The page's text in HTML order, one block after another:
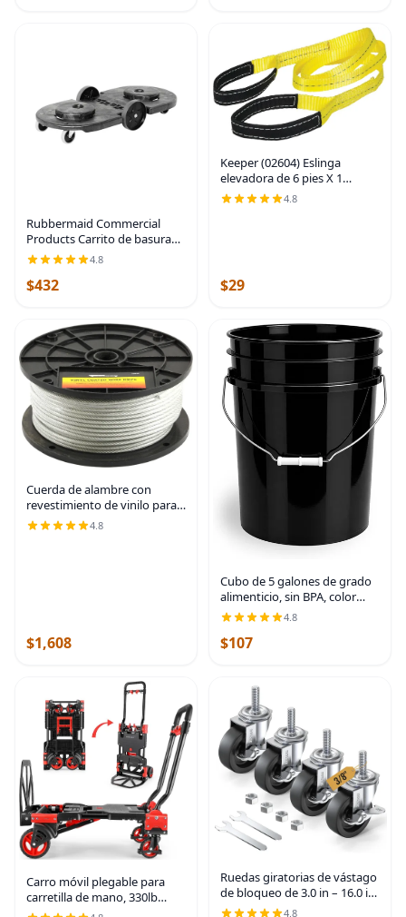
Rubbermaid Commercial
Products Carrito de basura
BRUTE, ruedas, negro, para
restaurantesparte trasera de
casaoficinasalmacenesaeropuertosentornos
4.8
$432
Keeper (02604) Eslinga
elevadora de 6 pies X 1
pulgadas, 1 capa
4.8
$29
Cuerda de alambre con
revestimiento de vinilo para
aeronave, de la marca
Forney, modelo 70451
4.8
$1,608
Cubo de 5 galones de grado
alimenticio, sin BPA, color
negro, 1 paquete | Metal
Handle Grip, Heavy-Duty 90
Mil HDPE Plastic Pail, Food
4.8
$107
Carro móvil plegable para
carretilla de mano, 330lb
convertible de 4 a 2 ruedas,
Ruedas giratorias de vástago
de bloqueo de 3.0 in – 16.0 in
– 15.9 in (diámetro del
4.8